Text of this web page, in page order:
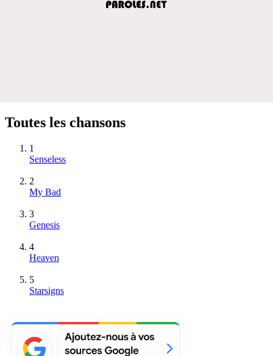
Toutes les chansons
1
Senseless
2
My Bad
3
Genesis
4
Heaven
5
Starsigns